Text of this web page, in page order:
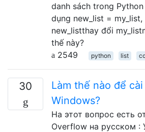
danh sách trong
dụng new_list =
new_listthay đổi
thế này?
2549
python list
30
Làm thế nào để
Windows?
На этот вопрос есть
Overflow на русском :